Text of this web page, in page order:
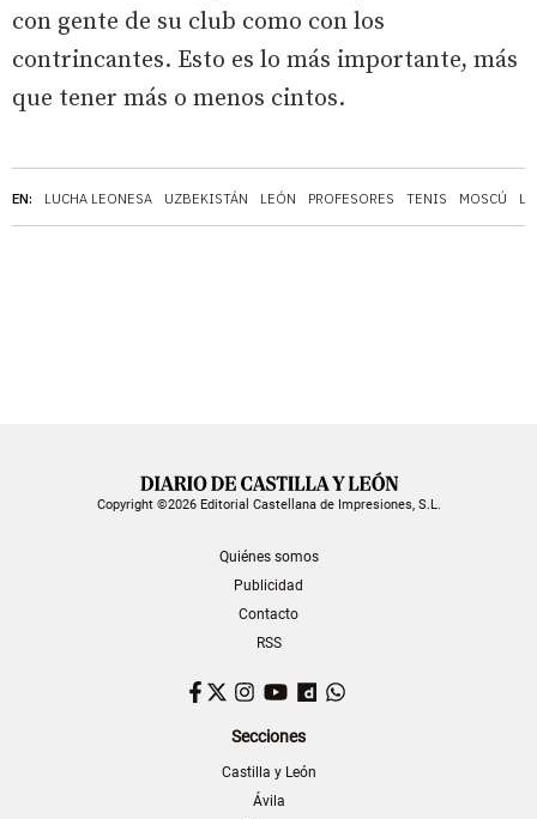
EN: LUCHA LEONESA UZBEKISTÁN LEÓN PROFESORES TENIS MOSCÚ
con gente de su club como con los
contrincantes. Esto es lo más importante, más
que tener más o menos cintos.
Copyright ©2026 Editorial Castellana de Impresiones, S.L.
Quiénes somos
Publicidad
Contacto
RSS
Facebook
TwitterInstagram
YouTubeDailymotion
Secciones
Castilla y León
Ávila